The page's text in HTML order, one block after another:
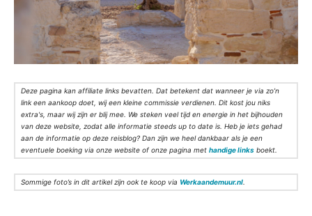
Deze pagina kan affiliate links bevatten. Dat betekent dat wanneer je via zo’n
link een aankoop doet, wij een kleine commissie verdienen. Dit kost jou niks
extra's, maar wij zijn er blij mee. We steken veel tijd en energie in het bijhouden
van deze website, zodat alle informatie steeds up to date is. Heb je iets gehad
aan de informatie op deze reisblog? Dan zijn we heel dankbaar als je een
eventuele boeking via onze website of onze pagina met handige links boekt.
Sommige foto’s in dit artikel zijn ook te koop via Werkaandemuur.nl